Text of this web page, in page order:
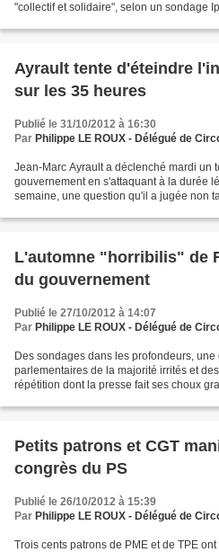
"collectif et solidaire", selon un sondage
Ayrault tente d'éteindre
sur les 35 heures
Publié le 31/10/2012 à 16:30
Par Philippe LE ROUX - Délégué de
Jean-Marc Ayrault a déclenché mardi un
gouvernement en s'attaquant à la durée
semaine, une question qu'il a jugée non
L'automne "horribilis" de
du gouvernement
Publié le 27/10/2012 à 14:07
Par Philippe LE ROUX - Délégué de
Des sondages dans les profondeurs,
parlementaires de la majorité irrités et
répétition dont la presse fait ses choux
Petits patrons et CGT
congrès du PS
Publié le 26/10/2012 à 15:39
Par Philippe LE ROUX - Délégué de
Trois cents patrons de PME et de TPE